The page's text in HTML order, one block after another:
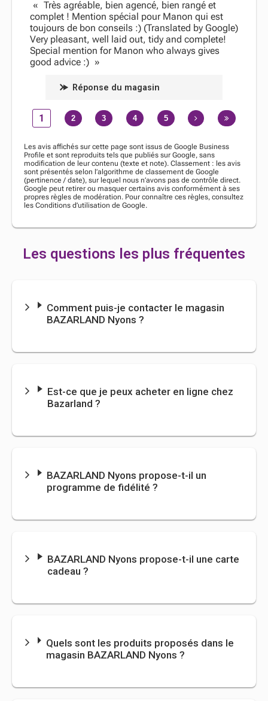
Très agréable, bien agencé, bien rangé et
complet ! Mention spécial pour Manon qui est
toujours de bon conseils :) (Translated by Google)
Very pleasant, well laid out, tidy and complete!
Special mention for Manon who always gives
good advice :)
Réponse du magasin
1 2 3 4 5
Les avis affichés sur cette page sont issus de Google Business
Profile et sont reproduits tels que publiés sur Google, sans
modification de leur contenu (texte et note). Classement : les avis
sont présentés selon l’algorithme de classement de Google
(pertinence / date), sur lequel nous n’avons pas de contrôle direct.
Google peut retirer ou masquer certains avis conformément à ses
propres règles de modération. Pour connaître ces règles, consultez
les Conditions d’utilisation de Google.
Les questions les plus fréquentes
Comment puis-je contacter le magasin
BAZARLAND Nyons ?
Est-ce que je peux acheter en ligne chez
Bazarland ?
BAZARLAND Nyons propose-t-il un
programme de fidélité ?
BAZARLAND Nyons propose-t-il une carte
cadeau ?
Quels sont les produits proposés dans le
magasin BAZARLAND Nyons ?